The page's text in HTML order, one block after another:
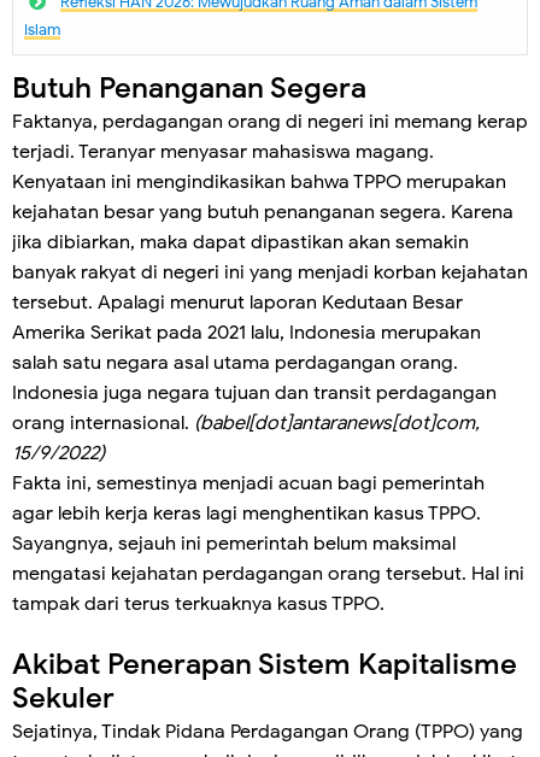
Islam
Butuh Penanganan Segera
Faktanya, perdagangan orang di negeri ini memang kerap
terjadi. Teranyar menyasar mahasiswa magang.
Kenyataan ini mengindikasikan bahwa TPPO merupakan
kejahatan besar yang butuh penanganan segera. Karena
jika dibiarkan, maka dapat dipastikan akan semakin
banyak rakyat di negeri ini yang menjadi korban kejahatan
tersebut. Apalagi menurut laporan Kedutaan Besar
Amerika Serikat pada 2021 lalu, Indonesia merupakan
salah satu negara asal utama perdagangan orang.
Indonesia juga negara tujuan dan transit perdagangan
orang internasional. (babel[dot]antaranews[dot]com,
15/9/2022)
Fakta ini, semestinya menjadi acuan bagi pemerintah
agar lebih kerja keras lagi menghentikan kasus TPPO.
Sayangnya, sejauh ini pemerintah belum maksimal
mengatasi kejahatan perdagangan orang tersebut. Hal ini
tampak dari terus terkuaknya kasus TPPO.
Akibat Penerapan Sistem Kapitalisme
Sekuler
Sejatinya, Tindak Pidana Perdagangan Orang (TPPO) yang